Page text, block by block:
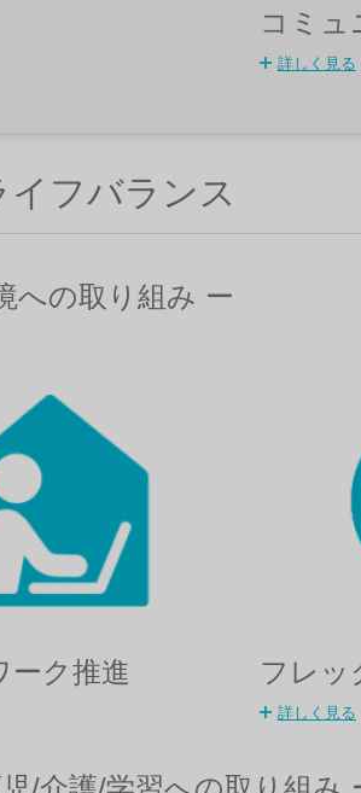
コミュ
詳しく見る
イフバランス
への取り組み ー
ーク推進 フレッ
詳しく見る